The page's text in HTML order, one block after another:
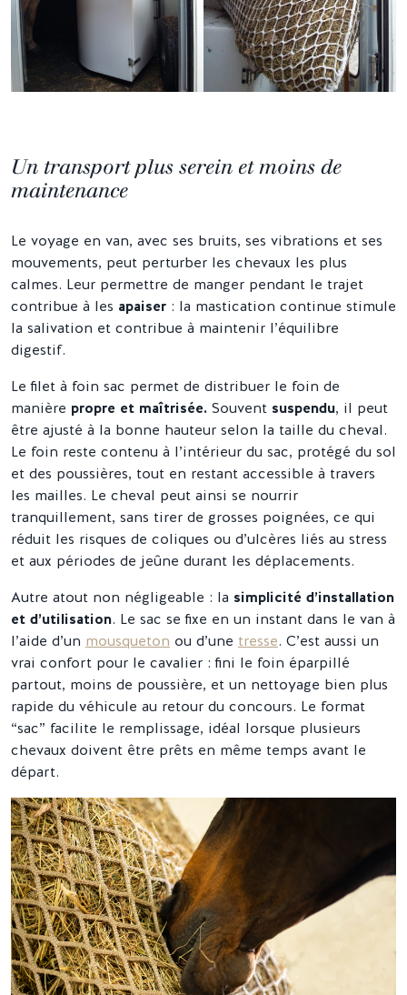
Un transport plus serein et moins de
maintenance
Le voyage en van, avec ses bruits, ses vibrations et ses
mouvements, peut perturber les chevaux les plus
calmes. Leur permettre de manger pendant le trajet
contribue à les apaiser : la mastication continue stimule
la salivation et contribue à maintenir l’équilibre
digestif.
Le filet à foin sac permet de distribuer le foin de
manière propre et maîtrisée. Souvent suspendu, il peut
être ajusté à la bonne hauteur selon la taille du cheval.
Le foin reste contenu à l’intérieur du sac, protégé du sol
et des poussières, tout en restant accessible à travers
les mailles. Le cheval peut ainsi se nourrir
tranquillement, sans tirer de grosses poignées, ce qui
réduit les risques de coliques ou d’ulcères liés au stress
et aux périodes de jeûne durant les déplacements.
Autre atout non négligeable : la simplicité d’installation
et d’utilisation. Le sac se fixe en un instant dans le van à
l’aide d’un mousqueton ou d’une tresse. C’est aussi un
vrai confort pour le cavalier : fini le foin éparpillé
partout, moins de poussière, et un nettoyage bien plus
rapide du véhicule au retour du concours. Le format
“sac” facilite le remplissage, idéal lorsque plusieurs
chevaux doivent être prêts en même temps avant le
départ.